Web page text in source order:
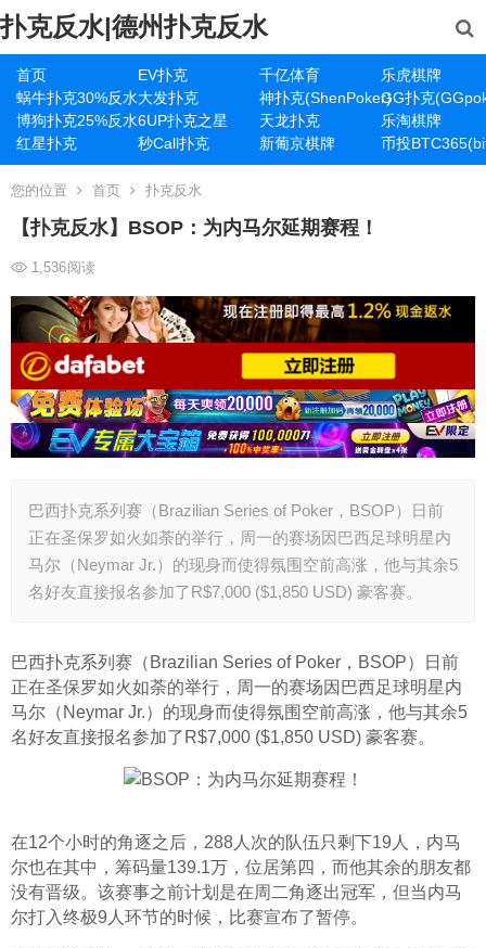
扑克反水|德州扑克反水
首页 EV扑克 千亿体育
乐虎棋牌
蜗牛扑克30%反水大发扑克 神扑克(ShenPoker)GG扑克
博狗扑克25%反水6UP扑克之星 天龙扑克
乐淘棋牌
红星扑克
秒Call扑克 新葡京棋牌 币投
您的位置 首页 扑克反水
【扑克反水】BSOP：为内马尔延期赛程！
1,536阅读
巴西扑克系列赛（Brazilian Series of Poker，BSOP）日前
正在圣保罗如火如荼的举行，周一的赛场因巴西足球明星内
马尔（Neymar Jr.）的现身而使得氛围空前高涨，他与其余5
名好友直接报名参加了R$7,000 ($1,850 USD) 豪客赛。
巴西扑克系列赛（Brazilian Series of Poker，BSOP）日前
正在圣保罗如火如荼的举行，周一的赛场因巴西足球明星内
马尔（Neymar Jr.）的现身而使得氛围空前高涨，他与其余5
名好友直接报名参加了R$7,000 ($1,850 USD) 豪客赛。
在12个小时的角逐之后，288人次的队伍只剩下19人，内马
尔也在其中，筹码量139.1万，位居第四，而他其余的朋友都
没有晋级。该赛事之前计划是在周二角逐出冠军，但当内马
尔打入终极9人环节的时候，比赛宣布了暂停。